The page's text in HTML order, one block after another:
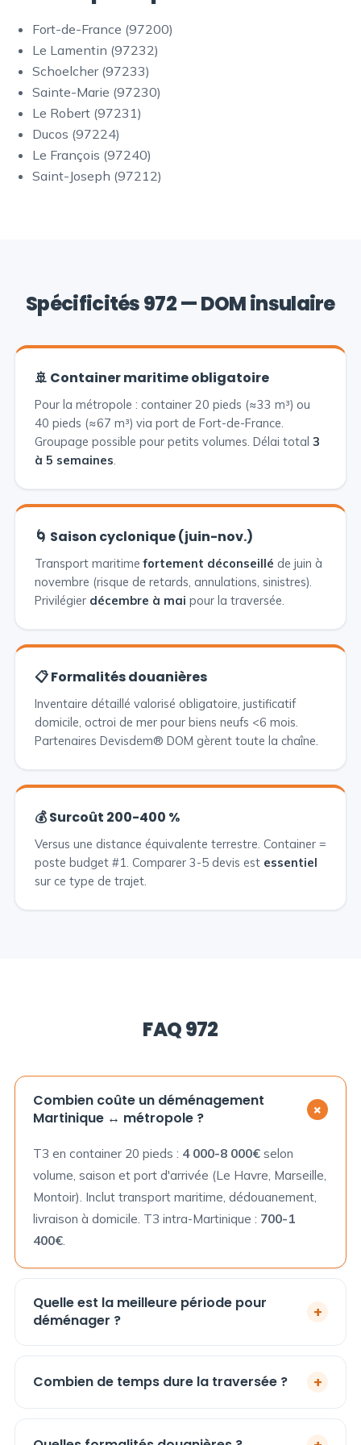
Fort-de-France (97200)
Le Lamentin (97232)
Schoelcher (97233)
Sainte-Marie (97230)
Le Robert (97231)
Ducos (97224)
Le François (97240)
Saint-Joseph (97212)
Spécificités 972 — DOM insulaire
🚢 Container maritime obligatoire
Pour la métropole : container 20 pieds (≈33 m³) ou
40 pieds (≈67 m³) via port de Fort-de-France.
Groupage possible pour petits volumes. Délai total 3
à 5 semaines.
🌀 Saison cyclonique (juin-nov.)
Transport maritimefortement déconseillé de juin à
novembre (risque de retards, annulations, sinistres).
Privilégier décembre à mai pour la traversée.
📋 Formalités douanières
Inventaire détaillé valorisé obligatoire, justificatif
domicile, octroi de mer pour biens neufs <6 mois.
Partenaires Devisdem® DOM gèrent toute la chaîne.
💰 Surcoût 200-400 %
Versus une distance équivalente terrestre. Container =
poste budget #1. Comparer 3-5 devis est essentiel
sur ce type de trajet.
FAQ 972
Combien coûte un déménagement
Martinique ↔ métropole ?
+
T3 en container 20 pieds : 4 000-8 000€ selon
volume, saison et port d'arrivée (Le Havre, Marseille,
Montoir). Inclut transport maritime, dédouanement,
livraison à domicile. T3 intra-Martinique : 700-1
400€.
Quelle est la meilleure période pour
déménager ?
+
Dedécembre à mai(saison sèche, hors cyclones).
Éviterjuin à novembre: risques de retards, escales
tropicales et ouragans.
Combien de temps dure la traversée ? +
Traversée Atlantique pure :10 à 15 jours. Avec
groupage, manutention portuaire, dédouanement et